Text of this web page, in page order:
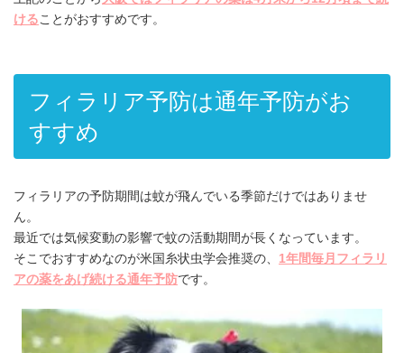
けることがおすすめです。
フィラリア予防は通年予防がお
すすめ
フィラリアの予防期間は蚊が飛んでいる季節だけではありませ
ん。
最近では気候変動の影響で蚊の活動期間が長くなっています。
そこでおすすめなのが米国糸状虫学会推奨の、 1年間毎月フィラリ
アの薬をあげ続ける通年予防です。